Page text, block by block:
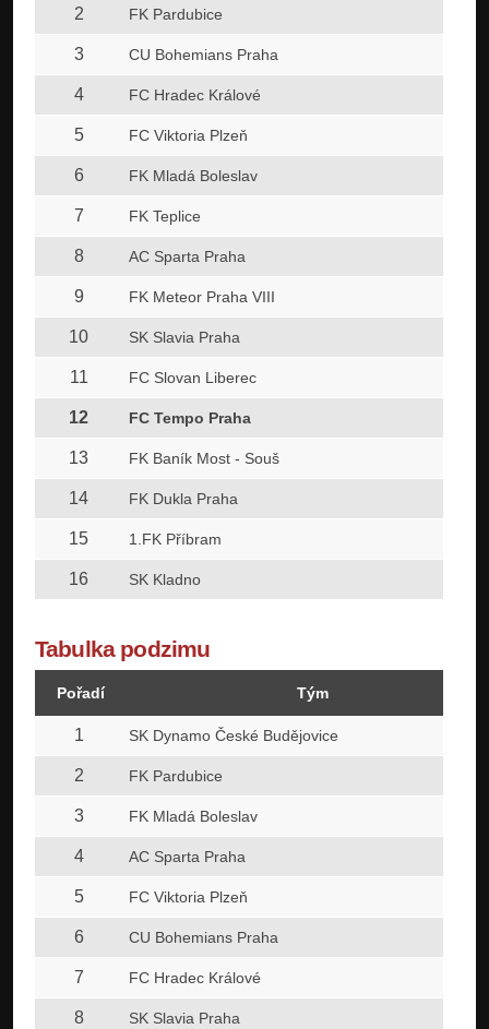
2 FK Pardubice
3 CU Bohemians Praha
4 FC Hradec Králové
5 FC Viktoria Plzeň
6 FK Mladá Boleslav
7 FK Teplice
8 AC Sparta Praha
9 FK Meteor Praha VIII
10 SK Slavia Praha
11 FC Slovan Liberec
12 FC Tempo Praha
13 FK Baník Most - Souš
14 FK Dukla Praha
15 1.FK Příbram
16 SK Kladno
Tabulka podzimu
Pořadí Tým
1 SK Dynamo České Budějovice
2 FK Pardubice
3 FK Mladá Boleslav
4 AC Sparta Praha
5 FC Viktoria Plzeň
6 CU Bohemians Praha
7 FC Hradec Králové
8 SK Slavia Praha